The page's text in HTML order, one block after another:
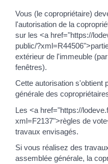
Vous (le copropriétaire)
l'autorisation de la
sur les <a href="https://
public/
extérieur de l'immeuble
fenêtres).
Cette autorisation s'obtient
générale des
Les <a href="https://
xml=F2137">règles de
travaux envisagés.
Si vous réalisez des
assemblée générale, la